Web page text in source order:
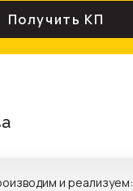
Получить КП
и реализуем: